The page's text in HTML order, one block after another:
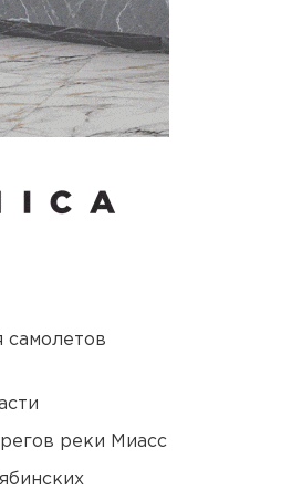
самолетов
реки Миасс